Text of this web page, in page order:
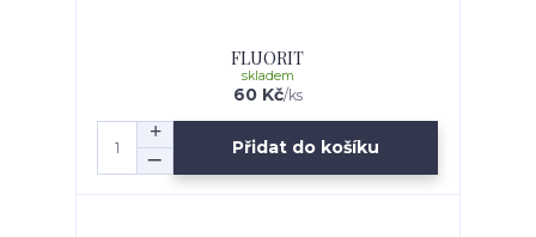
FLUORIT
60 Kč/ks
skladem
Přidat do košíku